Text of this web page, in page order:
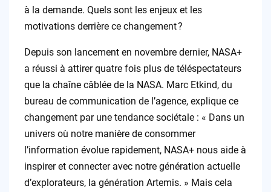
à la demande. Quels sont les enjeux et les
motivations derrière ce changement ?
Depuis son lancement en novembre dernier, NASA+
a réussi à attirer quatre fois plus de téléspectateurs
que la chaîne câblée de la NASA. Marc Etkind, du
bureau de communication de l’agence, explique ce
changement par une tendance sociétale : « Dans un
univers où notre manière de consommer
l’information évolue rapidement, NASA+ nous aide à
inspirer et connecter avec notre génération actuelle
d’explorateurs, la génération Artemis. » Mais cela